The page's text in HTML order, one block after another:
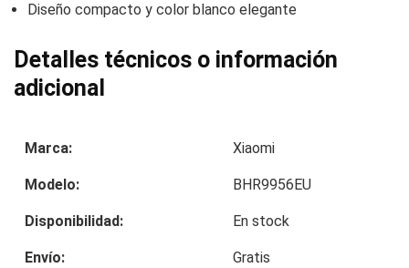
Diseño compacto y color blanco elegante
Detalles técnicos o información
adicional
Marca: Xiaomi
Modelo: BHR9956EU
Disponibilidad: En stock
Envío: Gratis